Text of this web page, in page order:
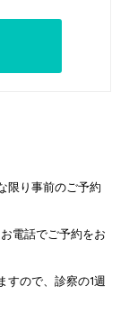
限り事前のご予約
電話でご予約をお
すので、診察の1週